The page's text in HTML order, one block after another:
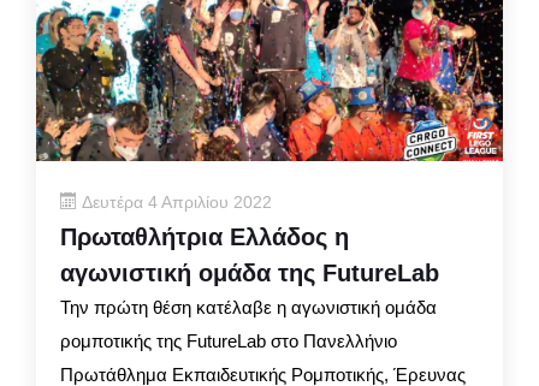
Δευτέρα 4 Απριλίου 2022
Πρωταθλήτρια Ελλάδος η
αγωνιστική ομάδα της FutureLab
Την πρώτη θέση κατέλαβε η αγωνιστική ομάδα
ρομποτικής της FutureLab στο Πανελλήνιο
Πρωτάθλημα Εκπαιδευτικής Ρομποτικής, Έρευνας